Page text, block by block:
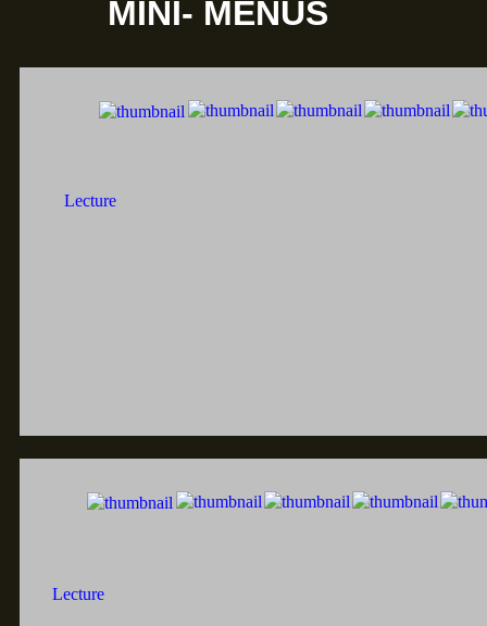
MINI- MENUS
Lecture
Lecture